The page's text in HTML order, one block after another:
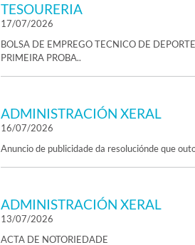
TESOURERIA
17/07/2026
BOLSA DE EMPREGO TECNICO DE
PRIMEIRA PROBA..
ADMINISTRACIÓN XERAL
16/07/2026
Anuncio de publicidade da resoluciónde que
ADMINISTRACIÓN XERAL
13/07/2026
ACTA DE NOTORIEDADE